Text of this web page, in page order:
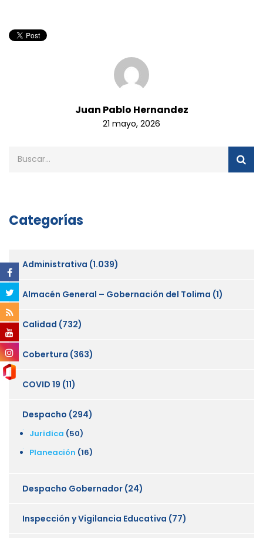
Juan Pablo Hernandez
21 mayo, 2026
Categorías
Administrativa (1.039)
Almacén General – Gobernación del Tolima (1)
Calidad (732)
Cobertura (363)
COVID 19 (11)
Despacho (294)
Juridica (50)
Planeación (16)
Despacho Gobernador (24)
Inspección y Vigilancia Educativa (77)